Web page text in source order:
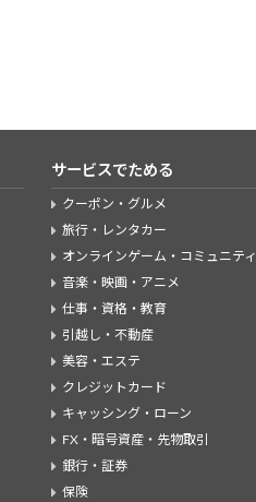
サービスでためる
クーポン・グルメ
旅行・レンタカー
オンラインゲーム・コミュニティ
音楽・映画・アニメ
仕事・資格・教育
引越し・不動産
美容・エステ
クレジットカード
キャッシング・ローン
FX・暗号資産・先物取引
銀行・証券
保険